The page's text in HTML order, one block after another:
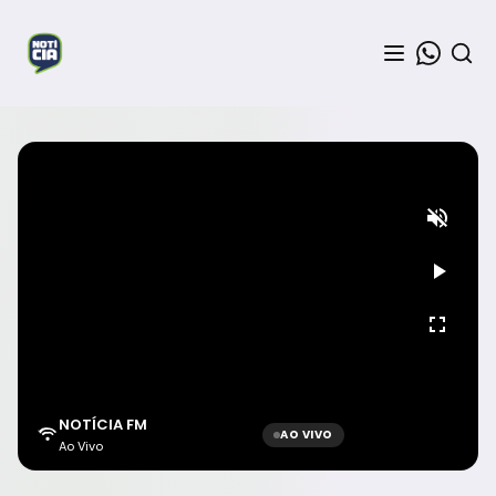
NOTÍCIA FM
Ao Vivo
AO VIVO